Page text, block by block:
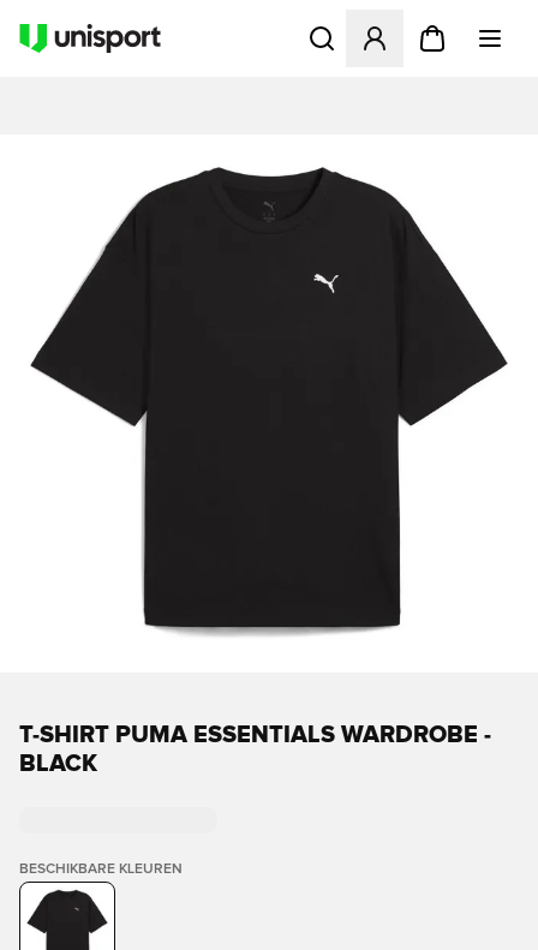
Opent een venster om in
T-SHIRT PUMA ESSENTIALS WARDROBE -
BLACK
BESCHIKBARE KLEUREN